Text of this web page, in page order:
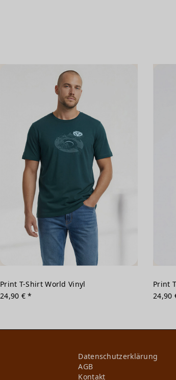
Print T-Shirt World Vinyl
24,90 € *
Print
24,90
Daten­schutz­erklärung
AGB
Kontakt